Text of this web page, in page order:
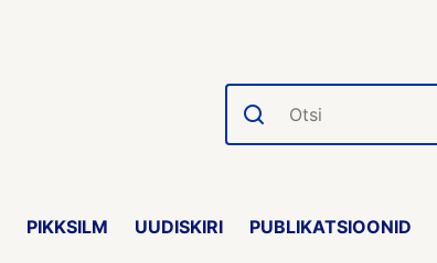
Otsi
PIKKSILM UUDISKIRI PUBLIKATSIOONID